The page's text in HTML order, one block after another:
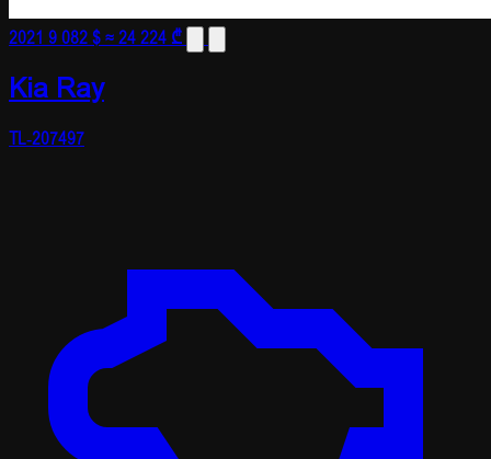
2021 9 082 $≈ 24 224 ₾
Kia Ray
TL-207497